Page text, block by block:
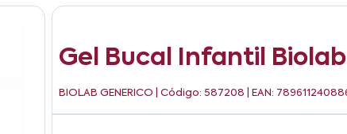
Gel Bucal Infantil
BIOLAB GENERICO | Código: 587208 | EAN: